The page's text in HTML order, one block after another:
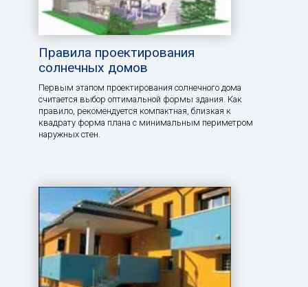
Правила проектирования
солнечных домов
Первым этапом проектирования солнечного дома
считается выбор оптимальной формы здания. Как
правило, рекомендуется компактная, близкая к
квадрату форма плана с минимальным периметром
наружных стен.